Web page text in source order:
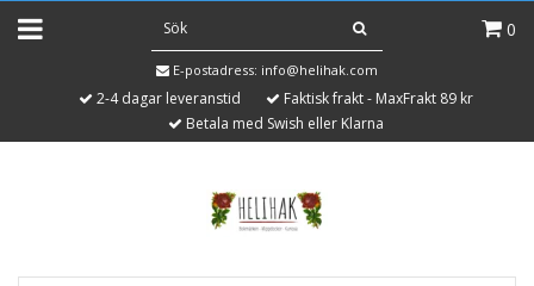
0
E-postadress: info@helihak.com
2-4 dagar leveranstid
Faktisk frakt - MaxFrakt 89 kr
Betala med Swish eller Klarna